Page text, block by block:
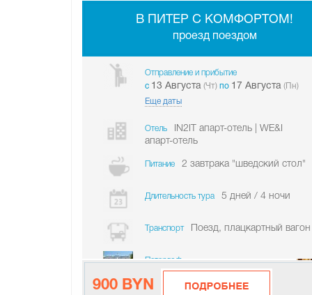
В ПИТЕР С КОМФОРТОМ!
проезд поездом
Отправление и прибытие
c 13 Августа (Чт) по 17 Августа (Пн)
Еще даты
Отель
IN2IT апарт-отель | WE&I
апарт-отель
Питание 2 завтрака "шведский стол"
Длительность тура 5 дней / 4 ночи
Транспорт Поезд, плацкартный вагон
Петергоф
900 BYN